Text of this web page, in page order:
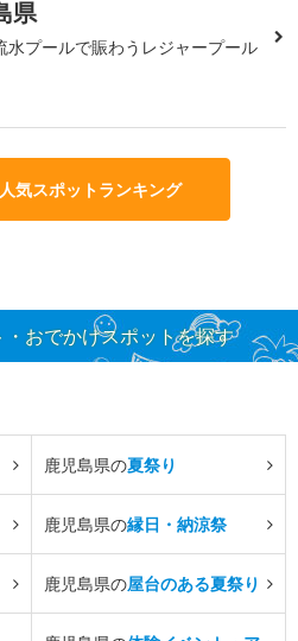
県
水プールで賑わうレジャープール
気スポットランキング
おでかけスポットを探す
鹿児島県の夏祭り
鹿児島県の縁日・納涼祭
鹿児島県の屋台のある夏祭り